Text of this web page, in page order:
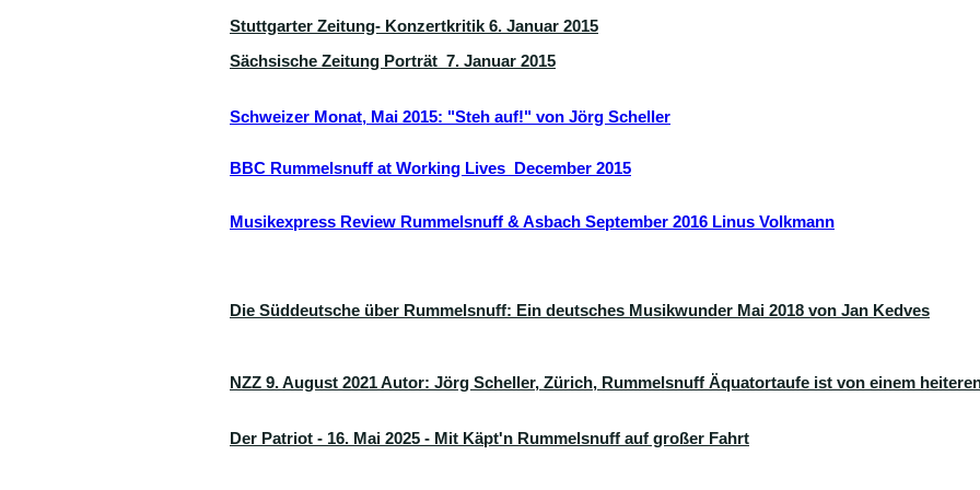
Stuttgarter Zeitung- Konzertkritik 6. Januar 2015
Sächsische Zeitung Porträt 7. Januar 2015
Schweizer Monat, Mai 2015: "Steh auf!" von Jörg Scheller
BBC Rummelsnuff at Working Lives December 2015
Musikexpress Review Rummelsnuff & Asbach September 2016 Linus Volkmann
Die Süddeutsche über Rummelsnuff: Ein deutsches Musikwunder Mai 2018 von Jan Kedves
NZZ 9. August 2021 Autor: Jörg Scheller, Zürich, Rummelsnuff Äquatortaufe ist von einem
Der Patriot - 16. Mai 2025 - Mit Käpt'n Rummelsnuff auf großer Fahrt